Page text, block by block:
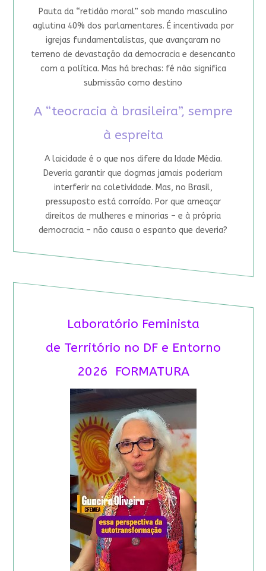
Pauta da “retidão moral” sob mando masculino
aglutina 40% dos parlamentares. É incentivada por
igrejas fundamentalistas, que avançaram no
terreno de devastação da democracia e desencanto
com a política. Mas há brechas: fé não significa
submissão como destino
A “teocracia à brasileira”, sempre
à espreita
A laicidade é o que nos difere da Idade Média.
Deveria garantir que dogmas jamais poderiam
interferir na coletividade. Mas, no Brasil,
pressuposto está corroído. Por que ameaçar
direitos de mulheres e minorias – e à própria
democracia – não causa o espanto que deveria?
Laboratório Feminista
de Território no DF e Entorno
2026 FORMATURA